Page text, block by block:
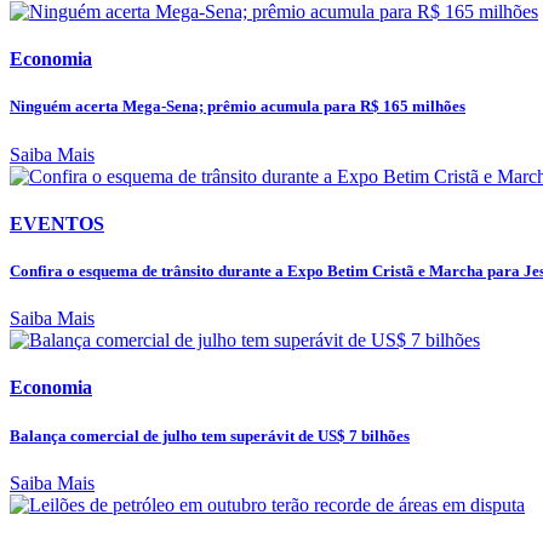
Economia
Ninguém acerta Mega-Sena; prêmio acumula para R$ 165 milhões
Saiba Mais
EVENTOS
Confira o esquema de trânsito durante a Expo Betim Cristã e Marcha para
Saiba Mais
Economia
Balança comercial de julho tem superávit de US$ 7 bilhões
Saiba Mais